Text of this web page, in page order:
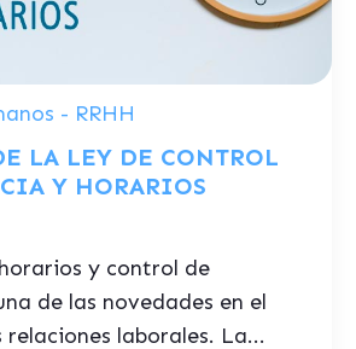
- RRHH
LA LEY DE CONTROL
Y HORARIOS
y control de
de las novedades en el
laborales. La...